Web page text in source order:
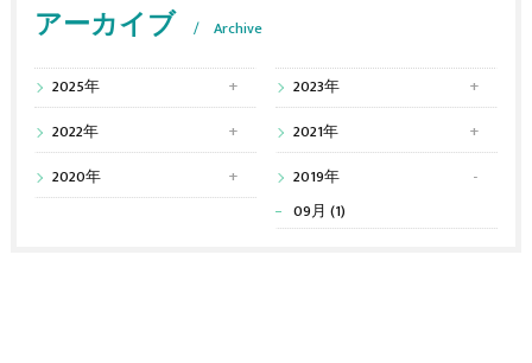
アーカイブ Archive
2025年
2023年
2022年
2021年
2020年
2019年
09月 (1)